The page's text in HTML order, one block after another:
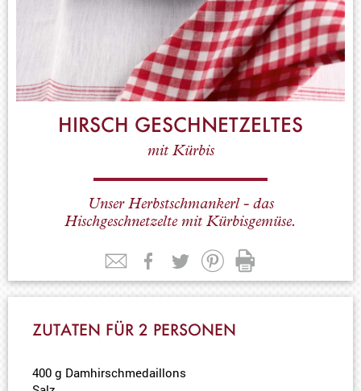
HIRSCH GESCHNETZELTES
mit Kürbis
Unser Herbstschmankerl - das
Hischgeschnetzelte mit Kürbisgemüse.
ZUTATEN FÜR 2 PERSONEN
400 g Damhirschmedaillons